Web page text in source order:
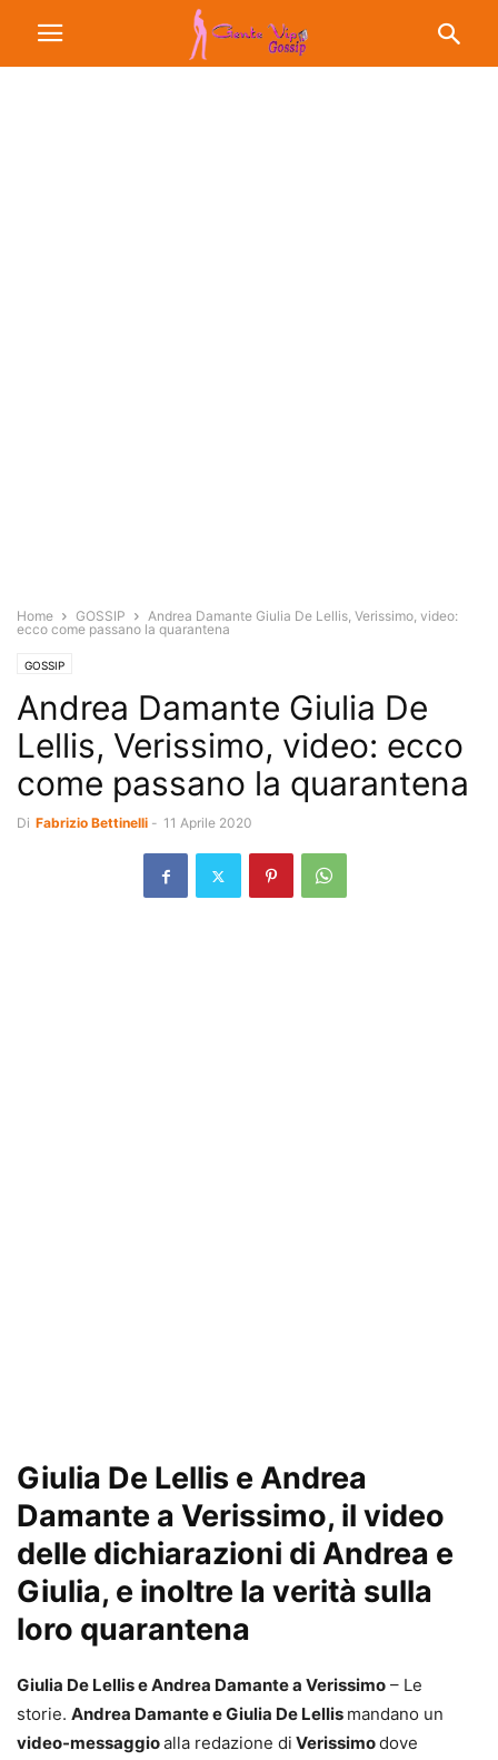
Home GOSSIP
Andrea Damante Giulia De Lellis, Verissimo, video:
ecco come passano la quarantena
GOSSIP
Andrea Damante Giulia De
Lellis, Verissimo, video: ecco
come passano la quarantena
Di Fabrizio Bettinelli - 11 Aprile 2020
Giulia De Lellis e Andrea
Damante a Verissimo, il video
delle dichiarazioni di Andrea e
Giulia, e inoltre la verità sulla
loro quarantena
Giulia De Lellis e Andrea Damante a Verissimo – Le
storie. Andrea Damante e Giulia De Lellis mandano un
video-messaggioalla redazione di Verissimodove